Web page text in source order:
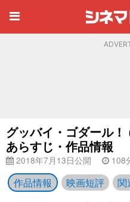
グッバイ・ゴダール！
あらすじ・作品情報
2018年7月13日公開 108
作品情報 映画短評 関